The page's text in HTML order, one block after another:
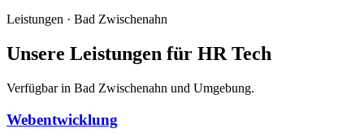
Leistungen · Bad Zwischenahn
Unsere Leistungen für HR Tech
Verfügbar in Bad Zwischenahn und Umgebung.
Webentwicklung